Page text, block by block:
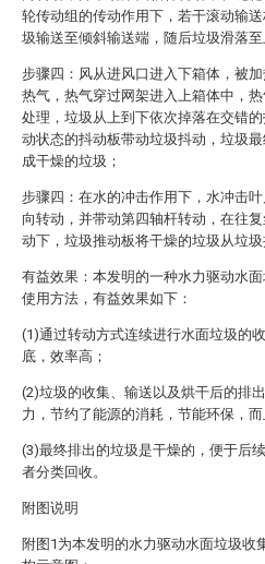
轮传动组的传动作用下，若干滚动输
圾输送至倾斜输送端，随后垃圾滑落至
步骤四：风从进风口进入下箱体，被
热气，热气穿过网架进入上箱体中，
处理，垃圾从上到下依次掉落在交错
动状态的抖动板带动垃圾抖动，垃圾
成干燥的垃圾；
步骤四：在水的冲击作用下，水冲击
向转动，并带动第四轴杆转动，在往
动下，垃圾推动板将干燥的垃圾从垃圾
有益效果：本发明的一种水力驱动水
使用方法，有益效果如下：
(1)通过转动方式连续进行水面垃圾的
底，效率高；
(2)垃圾的收集、输送以及烘干后的排
力，节约了能源的消耗，节能环保，而
(3)最终排出的垃圾是干燥的，便于后
者分类回收。
附图说明
附图1为本发明的水力驱动水面垃圾收